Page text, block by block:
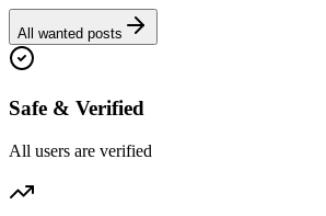
All wanted posts
Safe & Verified
All users are verified